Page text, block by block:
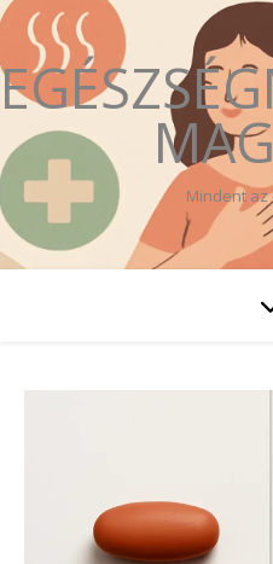
Mindent az